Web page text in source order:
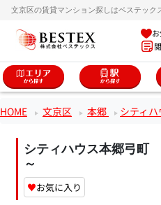
文京区の賃貸マンション探しはベステック
HOME 文京区 本郷 シティ
シティハウス本郷弓町
～
♥お気に入り